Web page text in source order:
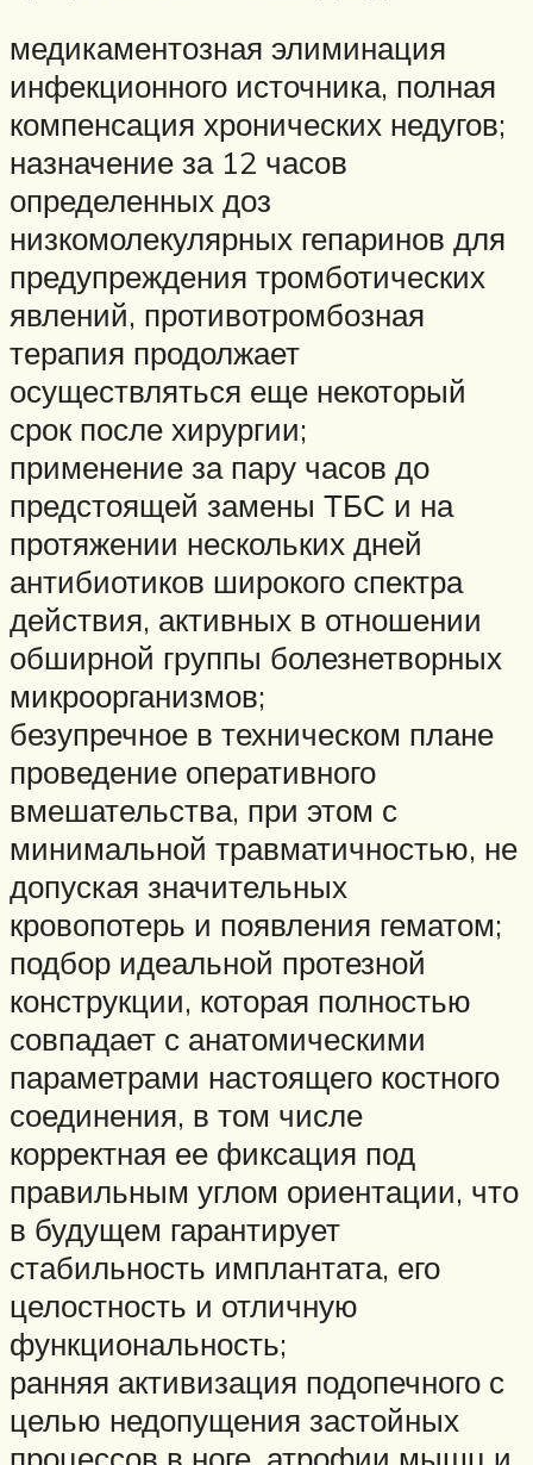
медикаментозная элиминация
инфекционного источника, полная
компенсация хронических недугов;
назначение за 12 часов
определенных доз
низкомолекулярных гепаринов для
предупреждения тромботических
явлений, противотромбозная
терапия продолжает
осуществляться еще некоторый
срок после хирургии;
применение за пару часов до
предстоящей замены ТБС и на
протяжении нескольких дней
антибиотиков широкого спектра
действия, активных в отношении
обширной группы болезнетворных
микроорганизмов;
безупречное в техническом плане
проведение оперативного
вмешательства, при этом с
минимальной травматичностью, не
допуская значительных
кровопотерь и появления гематом;
подбор идеальной протезной
конструкции, которая полностью
совпадает с анатомическими
параметрами настоящего костного
соединения, в том числе
корректная ее фиксация под
правильным углом ориентации, что
в будущем гарантирует
стабильность имплантата, его
целостность и отличную
функциональность;
ранняя активизация подопечного с
целью недопущения застойных